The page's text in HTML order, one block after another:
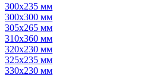
300х235 мм
300х300 мм
305х265 мм
310х360 мм
320х230 мм
325х235 мм
330х230 мм